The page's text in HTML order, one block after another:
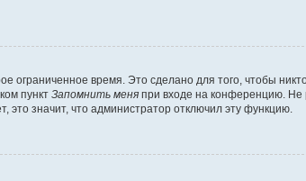
ограниченное время. Это сделано для того, чтобы
пункт Запомнить меня при входе на конференцию. Не
это значит, что администратор отключил эту функцию.